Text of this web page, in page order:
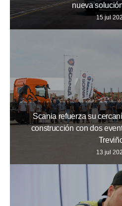
nueva
15 jul
Scania refuerza su
construcción con dos
13 jul